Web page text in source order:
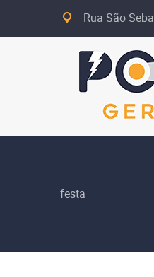
Rua São
festa